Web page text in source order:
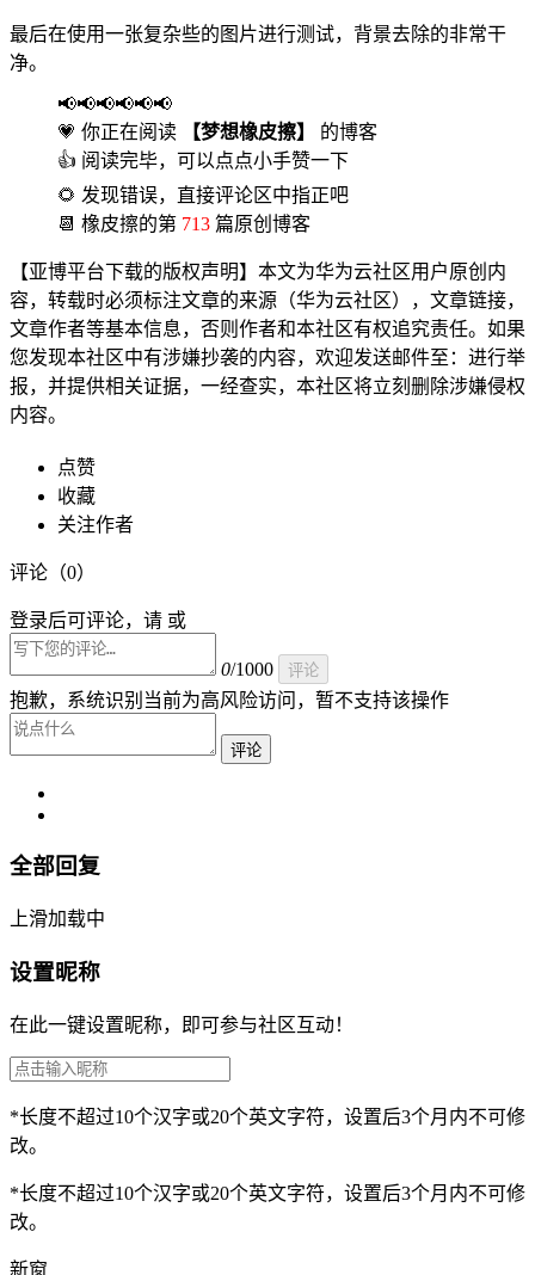
最后在使用一张复杂些的图片进行测试，背景去除的非常干
净。
📢📢📢📢📢📢
💗 你正在阅读
【梦想橡皮擦】
的博客
👍 阅读完毕，可以点点小手赞一下
🌻 发现错误，直接评论区中指正吧
📆 橡皮擦的第 713 篇原创博客
【亚博平台下载的版权声明】本文为华为云社区用户原创内
容，转载时必须标注文章的来源（华为云社区），文章链接，
文章作者等基本信息，否则作者和本社区有权追究责任。如果
您发现本社区中有涉嫌抄袭的内容，欢迎发送邮件至：进行举
报，并提供相关证据，一经查实，本社区将立刻删除涉嫌侵权
内容。
点赞
收藏
关注作者
评论（0）
登录后可评论，请 或
0/1000 评论
抱歉，系统识别当前为高风险访问，暂不支持该操作
评论
全部回复
上滑加载中
设置昵称
在此一键设置昵称，即可参与社区互动！
*长度不超过10个汉字或20个英文字符，设置后3个月内不可修
改。
*长度不超过10个汉字或20个英文字符，设置后3个月内不可修
改。
新窗